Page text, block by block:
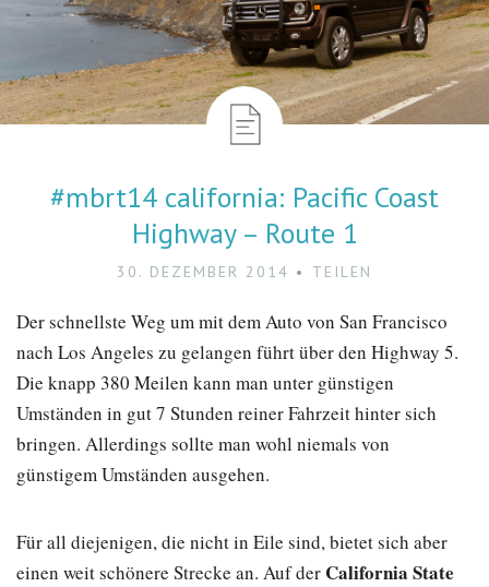
#mbrt14 california: Pacific Coast
Highway – Route 1
30. DEZEMBER 2014 TEILEN
Der schnellste Weg um mit dem Auto von San Francisco
nach Los Angeles zu gelangen führt über den Highway 5.
Die knapp 380 Meilen kann man unter günstigen
Umständen in gut 7 Stunden reiner Fahrzeit hinter sich
bringen. Allerdings sollte man wohl niemals von
günstigem Umständen ausgehen.
Für all diejenigen, die nicht in Eile sind, bietet sich aber
einen weit schönere Strecke an. Auf der California State